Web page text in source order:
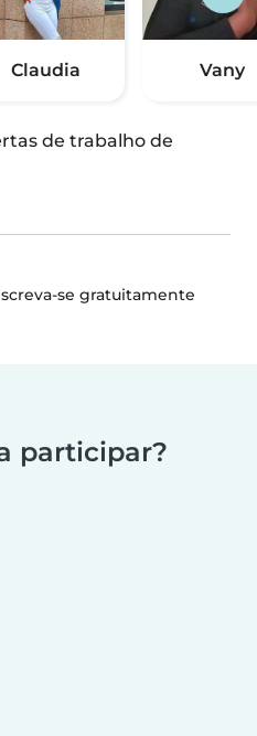
Claudia Vany
de trabalho de
se gratuitamente
participar?